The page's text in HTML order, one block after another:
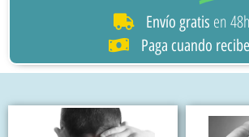
Envío gratis en 48h
Paga cuando